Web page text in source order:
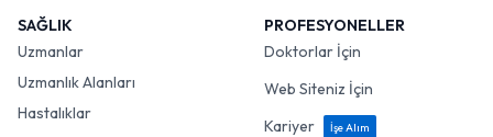
SAĞLIK
Uzmanlar
Uzmanlık Alanları
Hastalıklar
PROFESYONELLER
Doktorlar İçin
Web Siteniz İçin
Kariyer
İşe Alım